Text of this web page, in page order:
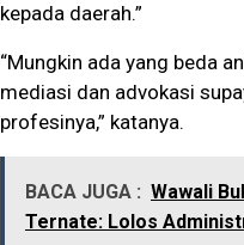
kepada daerah.”
“Mungkin ada yang beda
mediasi dan advokasi
profesinya,” katanya.
BACA JUGA : Wawali
Ternate: Lolos